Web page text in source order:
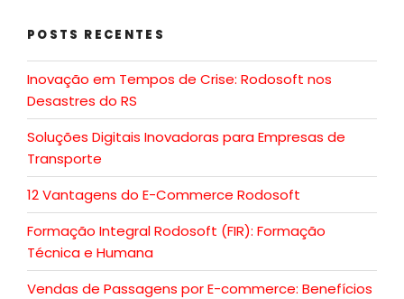
POSTS RECENTES
Inovação em Tempos de Crise: Rodosoft nos
Desastres do RS
Soluções Digitais Inovadoras para Empresas de
Transporte
12 Vantagens do E-Commerce Rodosoft
Formação Integral Rodosoft (FIR): Formação
Técnica e Humana
Vendas de Passagens por E-commerce: Benefícios